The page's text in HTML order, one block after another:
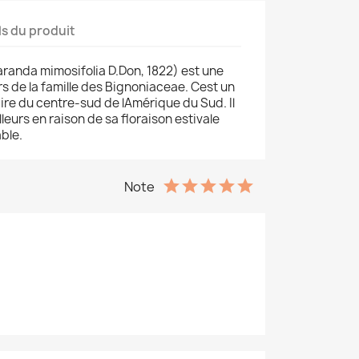
du produit
mimosifolia D.Don, 1822) est une
de la famille des Bignoniaceae. Cest un
du centre-sud de lAmérique du Sud. Il
en raison de sa floraison estivale
Note